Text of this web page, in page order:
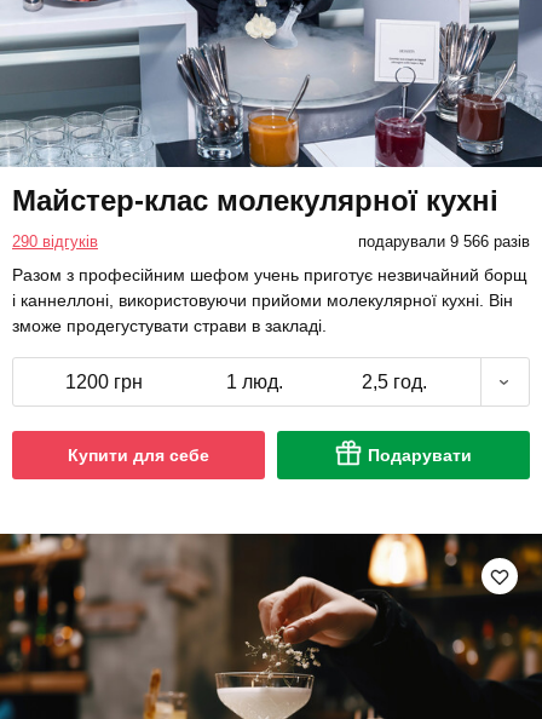
Майстер-клас молекулярної кухні
290 відгуків подарували 9 566 разів
Разом з професійним шефом учень приготує незвичайний борщ
і каннеллоні, використовуючи прийоми молекулярної кухні. Він
зможе продегустувати страви в закладі.
1200 грн 1 люд. 2,5 год.
Купити для себе Подарувати